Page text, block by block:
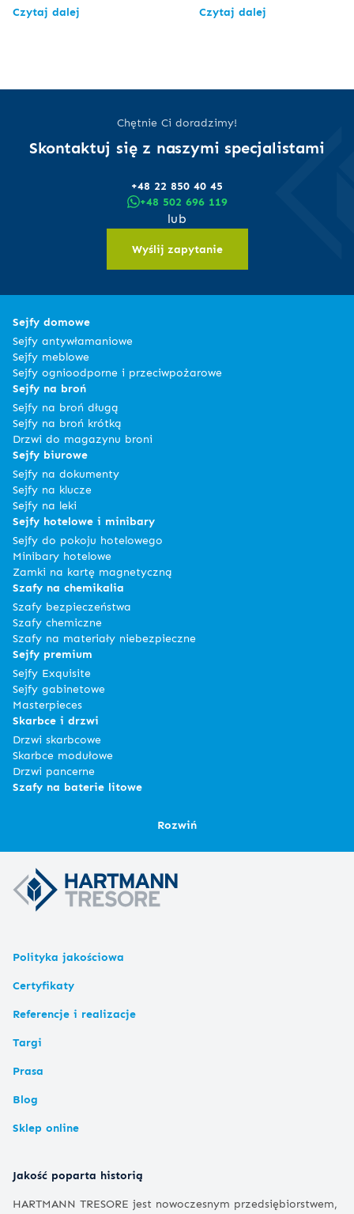
Czytaj dalej Czytaj dalej
Chętnie Ci doradzimy!
Skontaktuj się z naszymi specjalistami
+48 22 850 40 45
+48 502 696 119
lub
Wyślij zapytanie
Sejfy domowe
Sejfy antywłamaniowe
Sejfy meblowe
Sejfy ognioodporne i przeciwpożarowe
Sejfy na broń
Sejfy na broń długą
Sejfy na broń krótką
Drzwi do magazynu broni
Sejfy biurowe
Sejfy na dokumenty
Sejfy na klucze
Sejfy na leki
Sejfy hotelowe i minibary
Sejfy do pokoju hotelowego
Minibary hotelowe
Zamki na kartę magnetyczną
Szafy na chemikalia
Szafy bezpieczeństwa
Szafy chemiczne
Szafy na materiały niebezpieczne
Sejfy premium
Sejfy Exquisite
Sejfy gabinetowe
Masterpieces
Skarbce i drzwi
Drzwi skarbcowe
Skarbce modułowe
Drzwi pancerne
Szafy na baterie litowe
Rozwiń
Polityka jakościowa
Certyfikaty
Referencje i realizacje
Targi
Prasa
Blog
Sklep online
Jakość poparta historią
HARTMANN TRESORE jest nowoczesnym przedsiębiorstwem,